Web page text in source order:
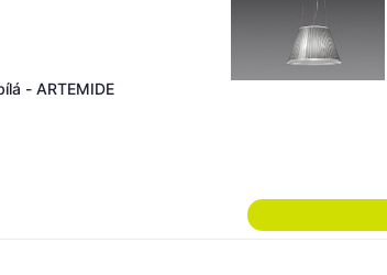
- ARTEMIDE